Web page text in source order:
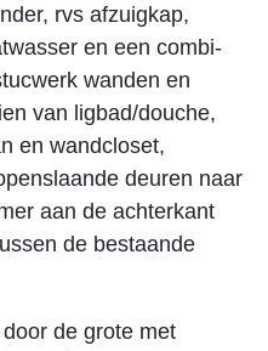
rvs afzuigkap,
en een combi-
wanden en
van ligbad/douche,
en wandcloset,
deuren naar
aan de achterkant
de bestaande
de grote met